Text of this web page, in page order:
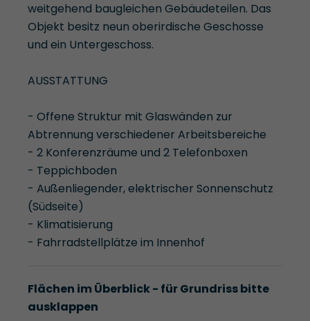
weitgehend baugleichen Gebäudeteilen. Das
Objekt besitz neun oberirdische Geschosse
und ein Untergeschoss.
AUSSTATTUNG
- Offene Struktur mit Glaswänden zur
Abtrennung verschiedener Arbeitsbereiche
- 2 Konferenzräume und 2 Telefonboxen
- Teppichboden
- Außenliegender, elektrischer Sonnenschutz
(Südseite)
- Klimatisierung
- Fahrradstellplätze im Innenhof
Flächen im Überblick - für Grundriss bitte
ausklappen